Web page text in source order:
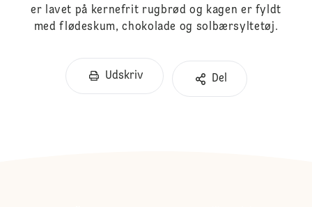
er lavet på kernefrit rugbrød og kagen er fyldt
med flødeskum, chokolade og solbærsyltetøj.
Udskriv Del